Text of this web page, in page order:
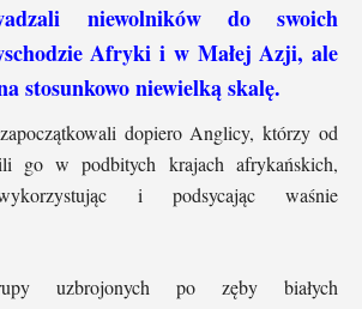
niewolników do swoich
Afryki i w Małej Azji, ale
stosunkowo niewielką skalę.
dopiero Anglicy, którzy od
go w podbitych krajach afrykańskich,
i podsycając waśnie
uzbrojonych po zęby białych